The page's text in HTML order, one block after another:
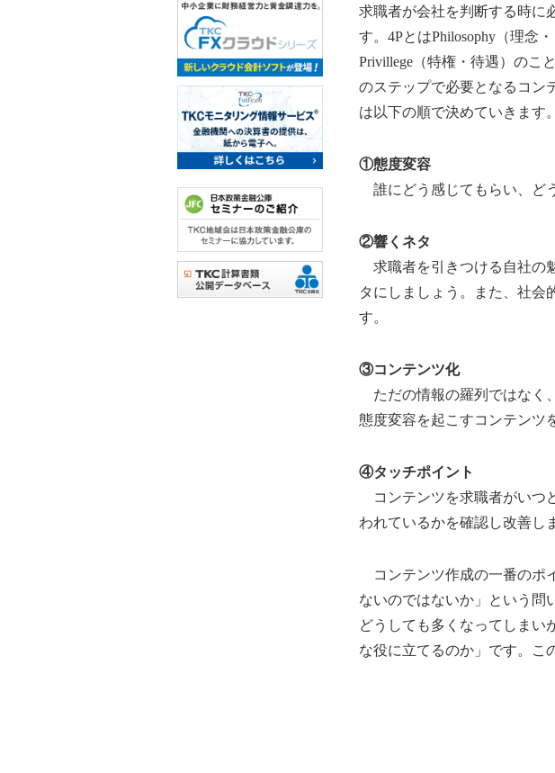
求職者が会社を判断する時に
す。4PとはPhilosophy（理念
Privillege（特権・待遇）の
のステップで必要となるコン
は以下の順で決めていきます。
①態度変容
誰にどう感じてもらい、ど
②響くネタ
求職者を引きつける自社の
タにしましょう。また、社会
す。
③コンテンツ化
ただの情報の羅列ではなく
態度変容を起こすコンテンツ
④タッチポイント
コンテンツを求職者がいつ
われているかを確認し改善し
コンテンツ作成の一番のポ
ないのではないか」という問
どうしても多くなってしまい
な役に立てるのか」です。こ